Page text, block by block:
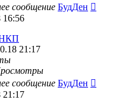
сообщение БудДен
16:56
НКП
21:17
сообщение БудДен
21:17